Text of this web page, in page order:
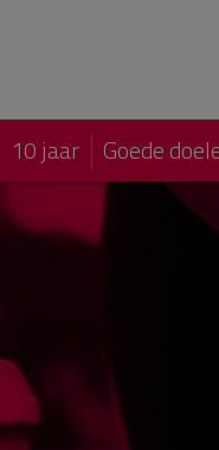
10 jaar Goede